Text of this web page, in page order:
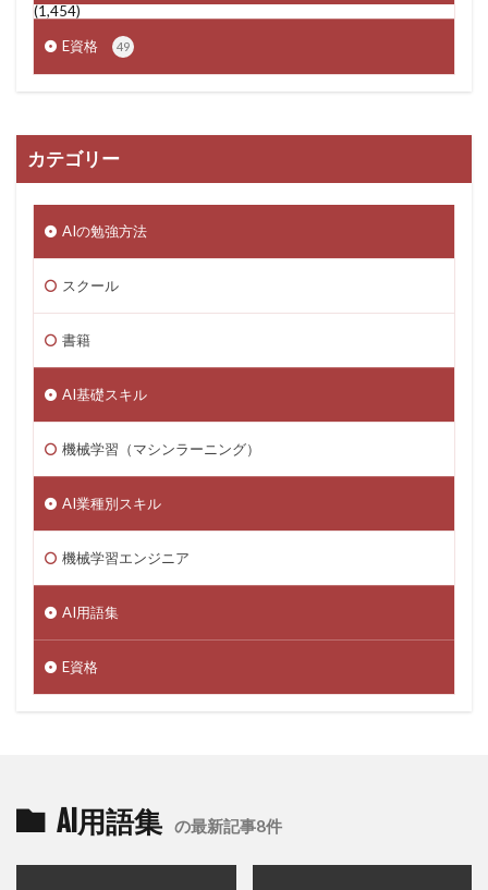
(1,454)
E資格
49
カテゴリー
AIの勉強方法
スクール
書籍
AI基礎スキル
機械学習（マシンラーニング）
AI業種別スキル
機械学習エンジニア
AI用語集
E資格
AI用語集 の最新記事8件